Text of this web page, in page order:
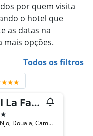
por quem visita
o hotel que
as datas na
mais opções.
Todos os filtros
Hotel La Falaise Bonapriso
Rue Njo-Njo, Douala, Cameroon, Duala, Camarões